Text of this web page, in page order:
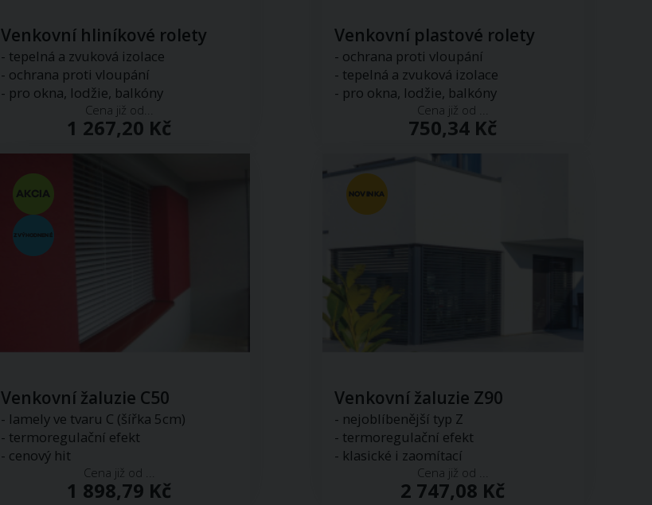
Venkovní hliníkové rolety
- tepelná a zvuková izolace
- ochrana proti vloupání
- pro okna, lodžie, balkóny
Cena již od...
1 267,20 Kč
Venkovní plastové rolety
- ochrana proti vloupání
- tepelná a zvuková izolace
- pro okna, lodžie, balkóny
Cena již od ...
750,34 Kč
Venkovní žaluzie C50
- lamely ve tvaru C (šířka 5cm)
- termoregulační efekt
- cenový hit
Cena již od ...
1 898,79 Kč
Venkovní žaluzie Z90
- nejoblíbenější typ Z
- termoregulační efekt
- klasické i zaomítací
Cena již od ...
2 747,08 Kč